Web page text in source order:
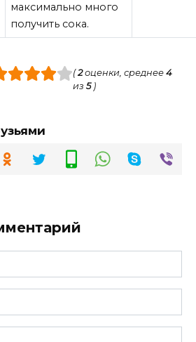
максимально много
получить сока.
(2оценки, среднее4
из5)